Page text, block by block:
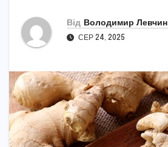
Від Володимир Левчин
СЕР 24, 2025